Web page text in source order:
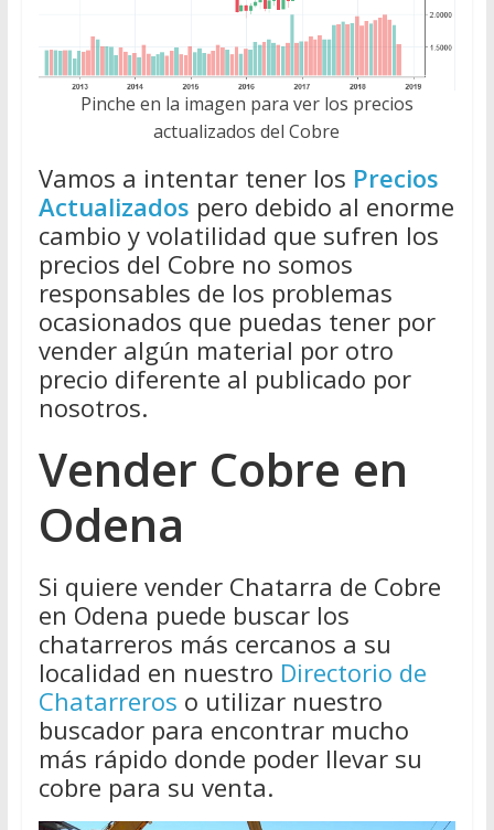
Pinche en la imagen para ver los precios
actualizados del Cobre
Vamos a intentar tener los Precios
Actualizados pero debido al enorme
cambio y volatilidad que sufren los
precios del Cobre no somos
responsables de los problemas
ocasionados que puedas tener por
vender algún material por otro
precio diferente al publicado por
nosotros.
Vender Cobre en
Odena
Si quiere vender Chatarra de Cobre
en Odena puede buscar los
chatarreros más cercanos a su
localidad en nuestro Directorio de
Chatarreros o utilizar nuestro
buscador para encontrar mucho
más rápido donde poder llevar su
cobre para su venta.